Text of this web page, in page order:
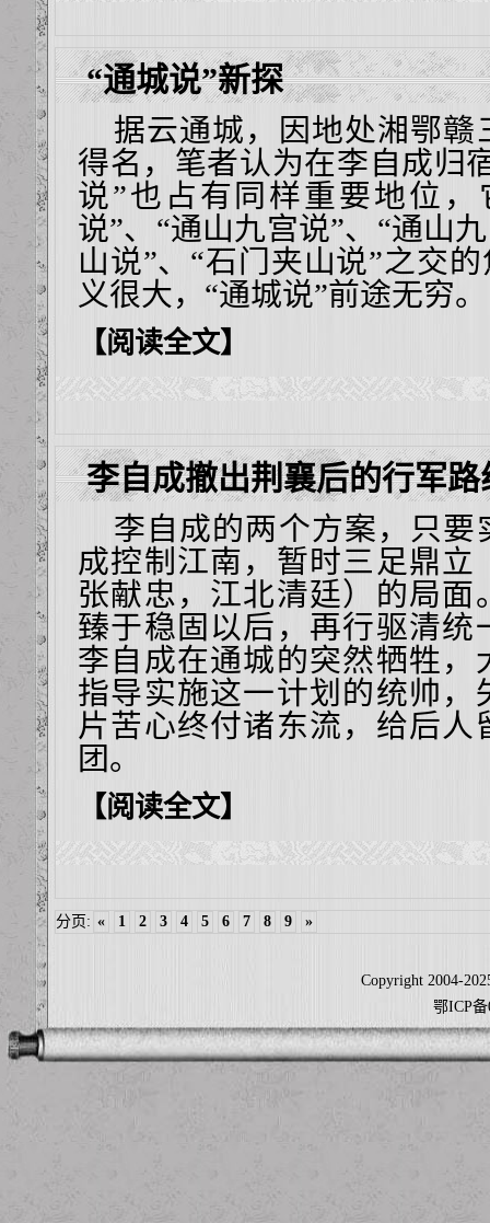
“通城说”新探
据云通城，因地处湘鄂赣
得名，笔者认为在李自成归
说”也占有同样重要地位
说”、“通山九宫说”、“通山
山说”、“石门夹山说”之交
义很大，“通城说”前途无穷。
【阅读全文】
李自成撤出荆襄后的行军
李自成的两个方案，只要
成控制江南，暂时三足鼎立
张献忠，江北清廷）的局面
臻于稳固以后，再行驱清统
李自成在通城的突然牺牲，
指导实施这一计划的统帅，
片苦心终付诸东流，给后人
团。
【阅读全文】
分页: « 1 2 3 4 5 6 7 8 9 »
Copyright 2004-
鄂ICP备